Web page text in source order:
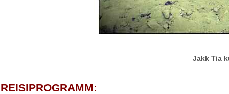
Jakk Tia
REISIPROGRAMM: